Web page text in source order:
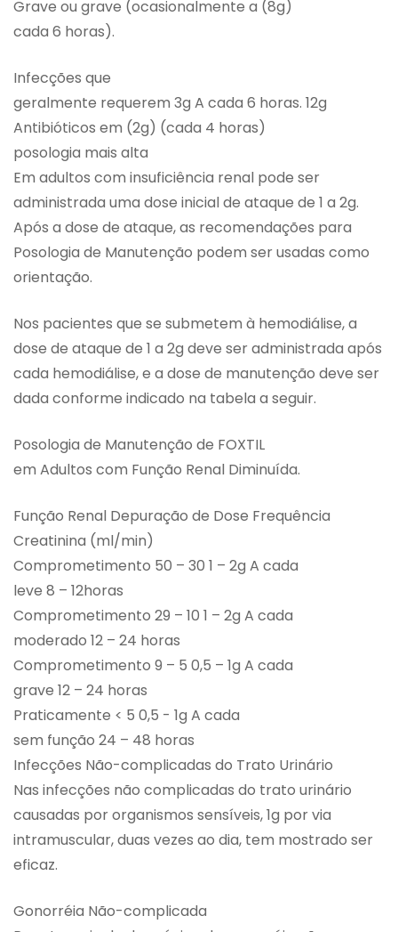
Grave ou grave (ocasionalmente a (8g)
cada 6 horas).
Infecções que
geralmente requerem 3g A cada 6 horas. 12g
Antibióticos em (2g) (cada 4 horas)
posologia mais alta
Em adultos com insuficiência renal pode ser
administrada uma dose inicial de ataque de 1 a 2g.
Após a dose de ataque, as recomendações para
Posologia de Manutenção podem ser usadas como
orientação.
Nos pacientes que se submetem à hemodiálise, a
dose de ataque de 1 a 2g deve ser administrada após
cada hemodiálise, e a dose de manutenção deve ser
dada conforme indicado na tabela a seguir.
Posologia de Manutenção de FOXTIL
em Adultos com Função Renal Diminuída.
Função Renal Depuração de Dose Frequência
Creatinina (ml/min)
Comprometimento 50 – 30 1 – 2g A cada
leve 8 – 12horas
Comprometimento 29 – 10 1 – 2g A cada
moderado 12 – 24 horas
Comprometimento 9 – 5 0,5 – 1g A cada
grave 12 – 24 horas
Praticamente < 5 0,5 - 1g A cada
sem função 24 – 48 horas
Infecções Não-complicadas do Trato Urinário
Nas infecções não complicadas do trato urinário
causadas por organismos sensíveis, 1g por via
intramuscular, duas vezes ao dia, tem mostrado ser
eficaz.
Gonorréia Não-complicada